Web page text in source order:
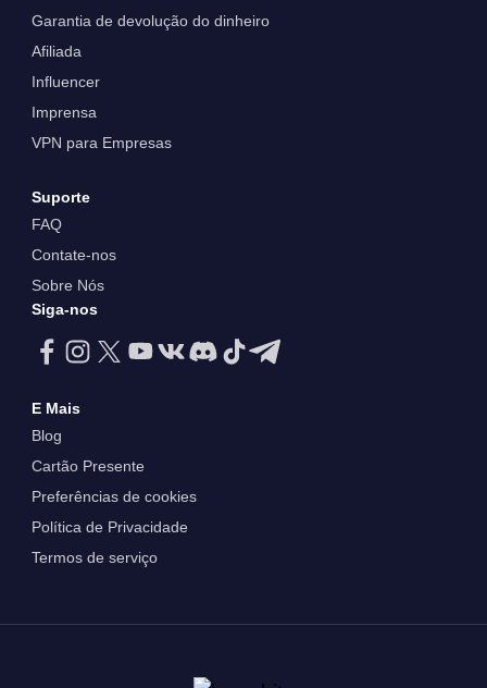
Garantia de devolução do dinheiro
Afiliada
Influencer
Imprensa
VPN para Empresas
Suporte
FAQ
Contate-nos
Sobre Nós
Siga-nos
E Mais
Blog
Cartão Presente
Preferências de cookies
Política de Privacidade
Termos de serviço